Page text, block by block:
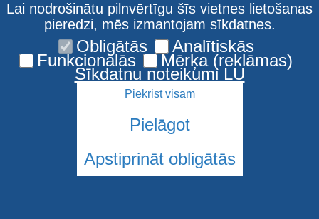
© 2026 Latvijas Universitāte. Visas tiesības aizsargātas
Lai nodrošinātu pilnvērtīgu šīs vietnes lietošanas
pieredzi, mēs izmantojam sīkdatnes.
Obligātās Analītiskās
Funkcionālās Mērķa (reklāmas)
Sīkdatņu noteikumi LU
Piekrist visam
Pielāgot
Apstiprināt obligātās